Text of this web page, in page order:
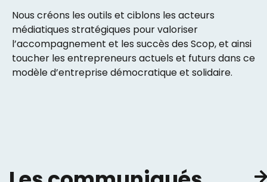
Nous créons les outils et ciblons les acteurs
médiatiques stratégiques pour valoriser
l’accompagnement et les succès des Scop, et ainsi
toucher les entrepreneurs actuels et futurs dans ce
modèle d’entreprise démocratique et solidaire.